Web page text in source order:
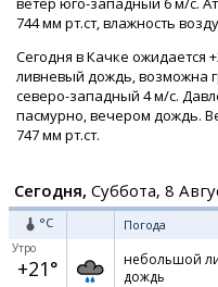
744 мм рт.ст, влажность
Сегодня в Качке ожидается
ливневый дождь, возможна
северо-западный 4 м/с.
пасмурно, вечером дождь.
747 мм рт.ст.
Сегодня, Суббота, 8
°C Погода
Утро
+21°
небольшой
дождь